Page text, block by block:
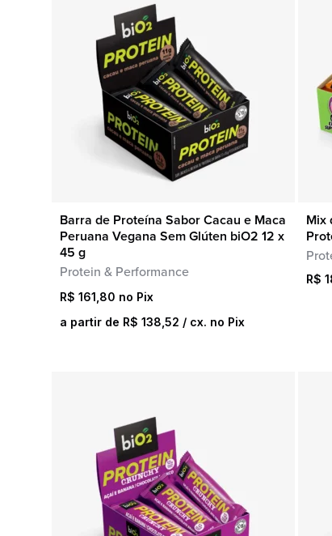
COMPRA RÁPIDA
Barra de Proteína Sabor Cacau e Maca
Peruana Vegana Sem Glúten biO2 12 x
45 g
Protein & Performance
R$ 161,80
a partir de R$ 138,52 / cx. no Pix
Mix
R$